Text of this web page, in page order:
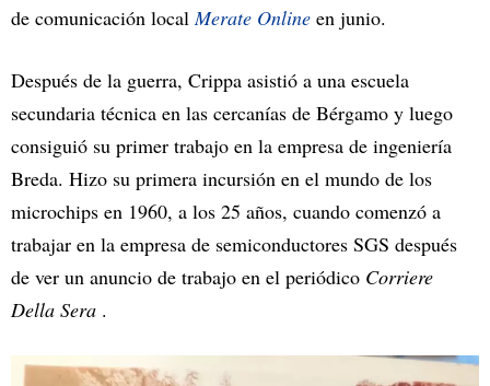
de comunicación localMerate Online en junio.
Después de la guerra, Crippa asistió a una escuela
secundaria técnica en las cercanías de Bérgamo y luego
consiguió su primer trabajo en la empresa de ingeniería
Breda. Hizo su primera incursión en el mundo de los
microchips en 1960, a los 25 años, cuando comenzó a
trabajar en la empresa de semiconductores SGS después
de ver un anuncio de trabajo en el periódico Corriere
Della Sera .